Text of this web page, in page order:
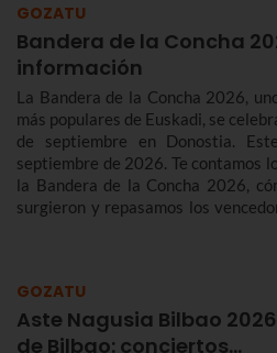
GOZATU
Bandera de la Concha
información
La Bandera de la Concha 2026,
más populares de Euskadi, se
de septiembre en Donostia.
septiembre de 2026. Te contamos
la Bandera de la Concha 2026,
surgieron y repasamos los
GOZATU
Aste Nagusia Bilbao
de Bilbao: conciertos…